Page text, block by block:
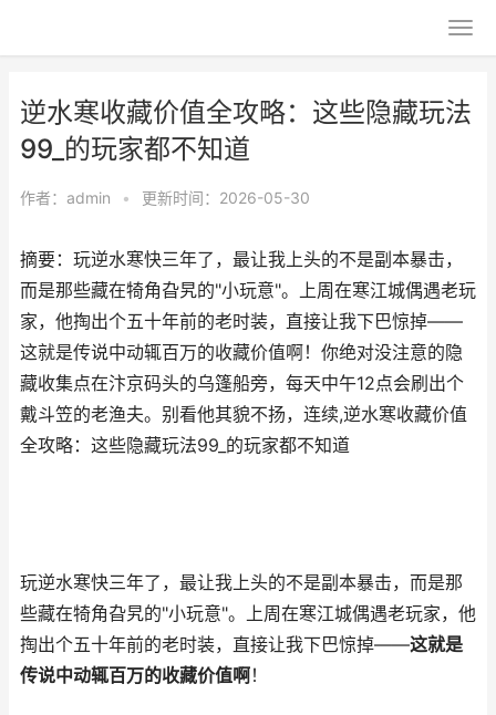
逆水寒收藏价值全攻略：这些隐藏玩法
99_的玩家都不知道
作者： admin • 更新时间：2026-05-30
摘要：玩逆水寒快三年了，最让我上头的不是副本暴击，
而是那些藏在犄角旮旯的"小玩意"。上周在寒江城偶遇老玩
家，他掏出个五十年前的老时装，直接让我下巴惊掉——
这就是传说中动辄百万的收藏价值啊！你绝对没注意的隐
藏收集点在汴京码头的乌篷船旁，每天中午12点会刷出个
戴斗笠的老渔夫。别看他其貌不扬，连续,逆水寒收藏价值
全攻略：这些隐藏玩法99_的玩家都不知道
玩逆水寒快三年了，最让我上头的不是副本暴击，而是那
些藏在犄角旮旯的"小玩意"。上周在寒江城偶遇老玩家，他
掏出个五十年前的老时装，直接让我下巴惊掉——这就是
传说中动辄百万的收藏价值啊！